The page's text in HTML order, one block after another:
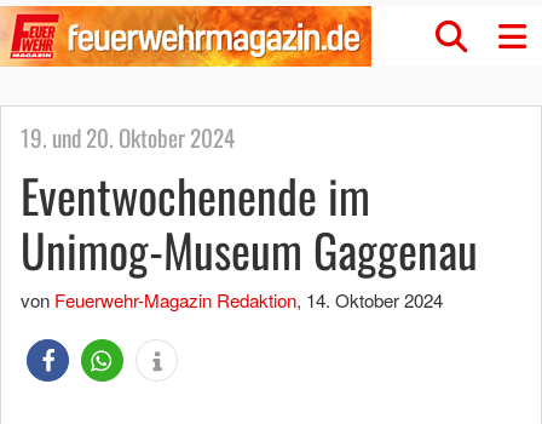
19. und 20. Oktober 2024
Eventwochenende im
Unimog-Museum Gaggenau
von Feuerwehr-Magazin Redaktion, 14. Oktober 2024